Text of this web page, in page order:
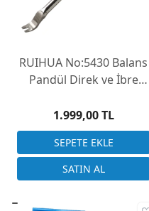
RUIHUA No:5430 Balans
Pandül Direk ve İbre
1.999,00 TL